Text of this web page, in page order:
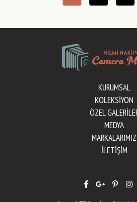
KURUMSAL
KOLEKSİYON
ÖZEL
MEDYA
MARKALARIMIZ
İLETİŞİM